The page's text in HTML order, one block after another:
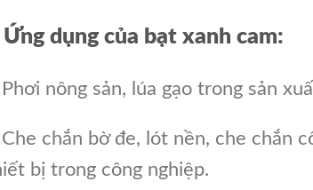
Ứng dụng của bạt xanh cam:
nông sản, lúa gạo trong sản
chắn bờ đe, lót nền, che chắn
bị trong công nghiệp.